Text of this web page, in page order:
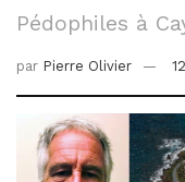
Pédophiles à
par Pierre Olivier